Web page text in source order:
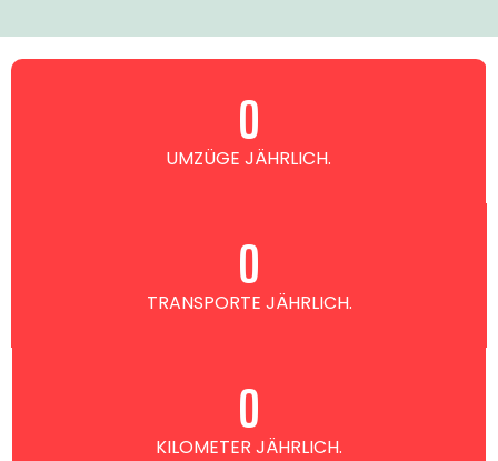
UMZÜGE JÄHRLICH.
0
TRANSPORTE JÄHRLICH.
0
KILOMETER JÄHRLICH.
0